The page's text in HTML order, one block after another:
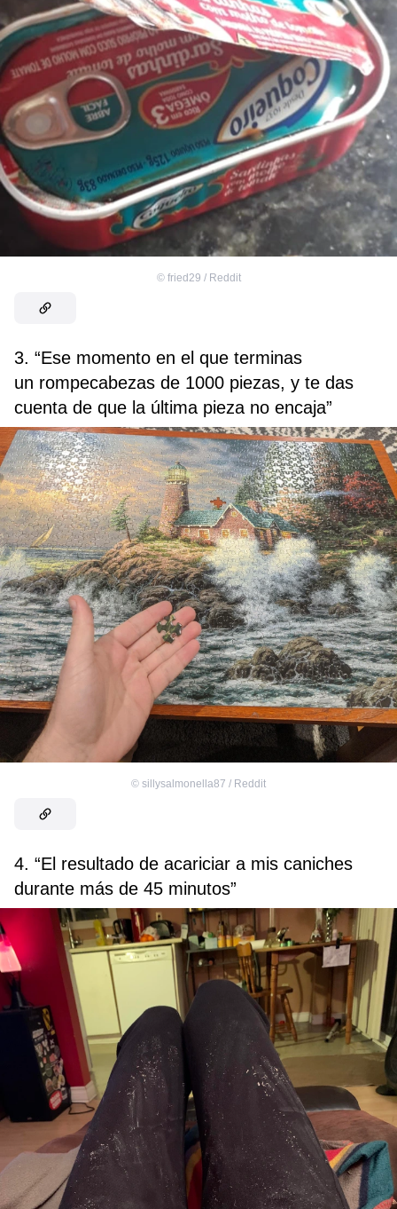
© fried29 / Reddit
3. “Ese momento en el que terminas
un rompecabezas de 1000 piezas, y te das
cuenta de que la última pieza no encaja”
© sillysalmonella87 / Reddit
4. “El resultado de acariciar a mis caniches
durante más de 45 minutos”